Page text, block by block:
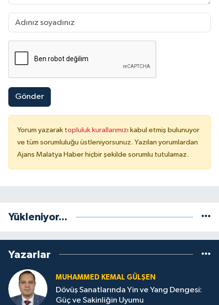
Gönder
Yorum yazarak topluluk kurallarımızı kabul etmiş bulunuyor
ve tüm sorumluluğu üstleniyorsunuz. Yazılan yorumlardan
Ajans Malatya Haber hiçbir şekilde sorumlu tutulamaz.
Yükleniyor...
Yazarlar
MUHAMMED KEMAL GÜLŞEN
Dövüş Sanatlarında Yin ve Yang Dengesi:
Güç ve Sakinliğin Uyumu